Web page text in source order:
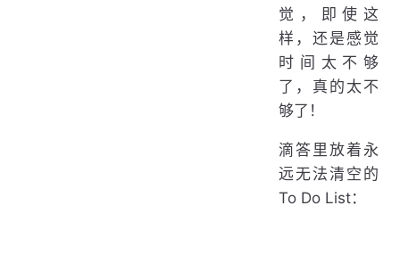
觉，即使这
样，还是感觉
时间太不够
了，真的太不
够了！
滴答里放着永
远无法清空的
To Do List：